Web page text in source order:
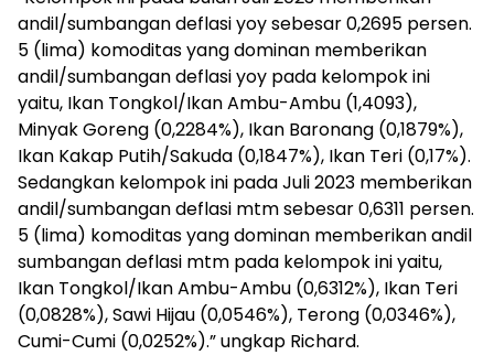
andil/sumbangan deflasi yoy sebesar 0,2695 persen.
5 (lima) komoditas yang dominan memberikan
andil/sumbangan deflasi yoy pada kelompok ini
yaitu, Ikan Tongkol/Ikan Ambu-Ambu (1,4093),
Minyak Goreng (0,2284%), Ikan Baronang (0,1879%),
Ikan Kakap Putih/Sakuda (0,1847%), Ikan Teri (0,17%).
Sedangkan kelompok ini pada Juli 2023 memberikan
andil/sumbangan deflasi mtm sebesar 0,6311 persen.
5 (lima) komoditas yang dominan memberikan andil
sumbangan deflasi mtm pada kelompok ini yaitu,
Ikan Tongkol/Ikan Ambu-Ambu (0,6312%), Ikan Teri
(0,0828%), Sawi Hijau (0,0546%), Terong (0,0346%),
Cumi-Cumi (0,0252%).” ungkap Richard.